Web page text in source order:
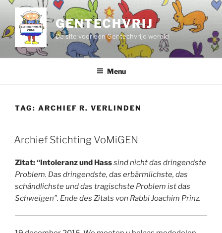
de
inhoud
GENTECHVRIJ
De site voor een Gentechvrije wereld
Menu
TAG: ARCHIEF R. VERLINDEN
Archief Stichting VoMiGEN
Zitat: “Intoleranz und Hasssind nicht das dringendste
Problem. Das dringendste, das erbärmlichste, das
schändlichste und das tragischste Problem ist das
Schweigen”. Ende des Zitats von Rabbi Joachim Prinz.